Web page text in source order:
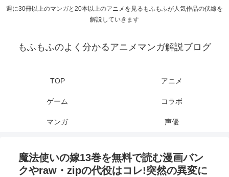
週に30冊以上のマンガと20本以上のアニメを見るもふもふが人気作品の伏線を
解説していきます
もふもふのよく分かるアニメマンガ解説ブログ
TOP アニメ
ゲーム コラボ
マンガ 声優
魔法使いの嫁13巻を無料で読む漫画バン
クやraw・zipの代役はコレ!突然の異変に